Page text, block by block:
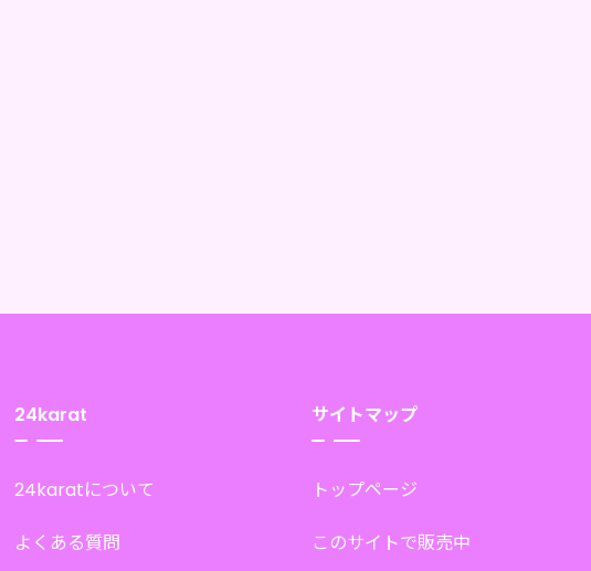
24karat
24karatについて
よくある質問
サイトマップ
トップページ
このサイトで販売中